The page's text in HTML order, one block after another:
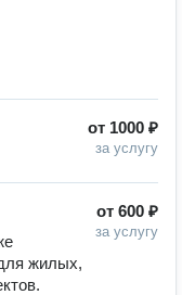
от 1000 ₽
за услугу
от 600 ₽
за услугу
жилых,